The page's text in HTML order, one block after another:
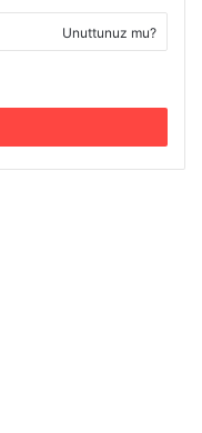
Unuttunuz mu?